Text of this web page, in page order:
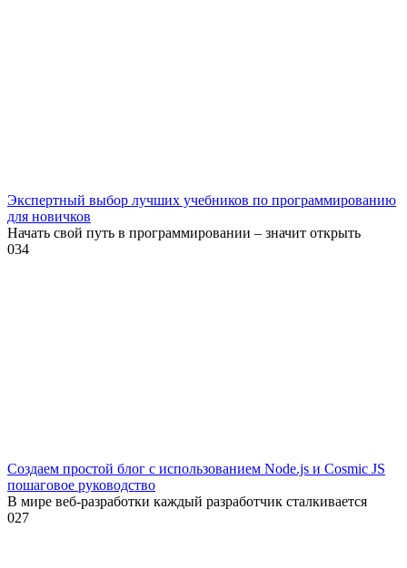
Экспертный выбор лучших учебников по программированию
для новичков
Начать свой путь в программировании – значит открыть
034
Создаем простой блог с использованием Node.js и Cosmic JS
пошаговое руководство
В мире веб-разработки каждый разработчик сталкивается
027